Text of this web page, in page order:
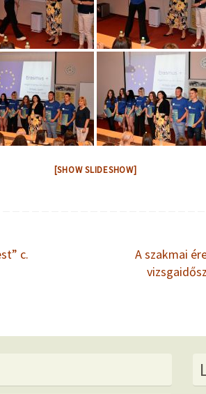
[SHOW SLIDESHOW]
c.
A szakmai